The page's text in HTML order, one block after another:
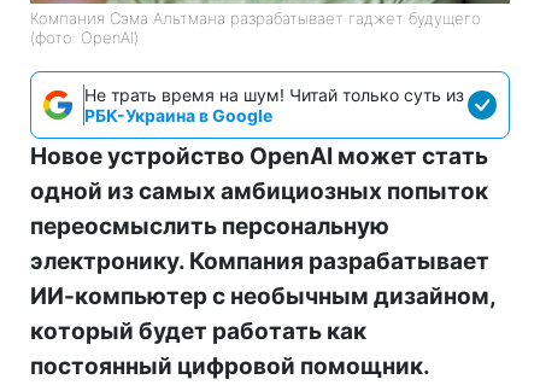
Компания Сэма Альтмана разрабатывает гаджет будущего
(фото: OpenAI)
Не трать время на шум! Читай только суть из
РБК-Украина в Google
Новое устройство OpenAI может стать
одной из самых амбициозных попыток
переосмыслить персональную
электронику. Компания разрабатывает
ИИ-компьютер с необычным дизайном,
который будет работать как
постоянный цифровой помощник.